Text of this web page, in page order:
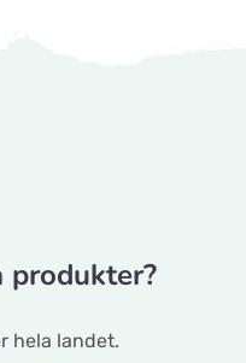
produkter?
hela landet.